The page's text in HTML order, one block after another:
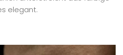
elegant.